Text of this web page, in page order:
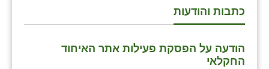
כתבות והודעות
הודעה על הפסקת פעילות אתר האיחוד
החקלאי